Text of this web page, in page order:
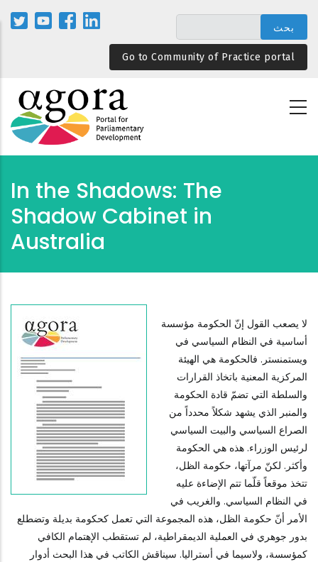
المحتوى
الرئيسيGo to Community of Practice portal
In the Shadows: The
Shadow Cabinet in
Australia
لا يصعب القول إنّ الحكومة مؤسسة
أساسية في النظام السياسي في
ويستمنستر. فالحكومة هي الهيئة
المركزية المعنية باتخاذ القرارات
والسلطة التي تضمّ قادة الحكومة
والمنبر الذي يشهد شكلاً محدداً من
الصراع السياسي والبيت السياسي
لرئيس الوزراء. هذه هي الحكومة
وأكثر. لكنّ مرآتها، حكومة الظل،
تتخذ موقعاً قلّما تتم الإضاءة عليه
في النظام السياسي. والغريب في
الأمر أنّ حكومة الظل، هذه المجموعة التي تعمل كحكومة بديلة وتضطلع
بدور جوهري في العملية الديمقراطية، لم تستقطب الإهتمام الكافي
كمؤسسة، ولاسيما في أستراليا. سيناقش الكاتب في هذا البحث أدوار